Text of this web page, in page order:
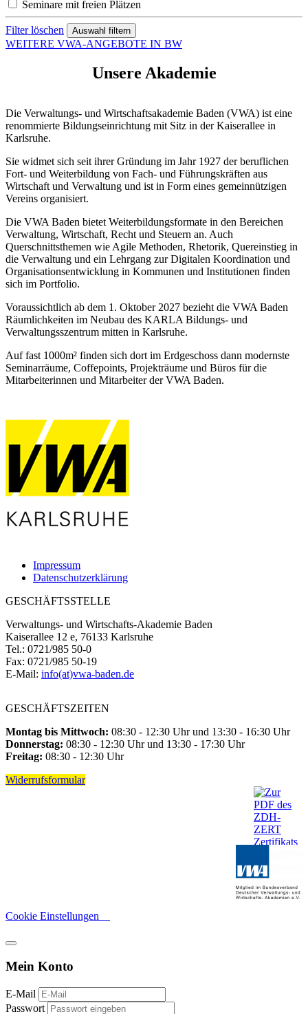
Seminare mit freien Plätzen
Filter löschen
WEITERE VWA-ANGEBOTE IN BW
Unsere Akademie
Die Verwaltungs- und Wirtschaftsakademie Baden (VWA) ist eine
renommierte Bildungseinrichtung mit Sitz in der Kaiserallee in
Karlsruhe.
Sie widmet sich seit ihrer Gründung im Jahr 1927 der beruflichen
Fort- und Weiterbildung von Fach- und Führungskräften aus
Wirtschaft und Verwaltung und ist in Form eines gemeinnützigen
Vereins organisiert.
Die VWA Baden bietet Weiterbildungsformate in den Bereichen
Verwaltung, Wirtschaft, Recht und Steuern an. Auch
Querschnittsthemen wie Agile Methoden, Rhetorik, Quereinstieg in
die Verwaltung und ein Lehrgang zur Digitalen Koordination und
Organisationsentwicklung in Kommunen und Institutionen finden
sich im Portfolio.
Voraussichtlich ab dem 1. Oktober 2027 bezieht die VWA Baden
Räumlichkeiten im Neubau des KARLA Bildungs- und
Verwaltungsszentrum mitten in Karlsruhe.
Auf fast 1000m² finden sich dort im Erdgeschoss dann modernste
Seminarräume, Coffepoints, Projekträume und Büros für die
Mitarbeiterinnen und Mitarbeiter der VWA Baden.
Impressum
Datenschutzerklärung
GESCHÄFTSSTELLE
Verwaltungs- und Wirtschafts-Akademie Baden
Kaiserallee 12 e, 76133 Karlsruhe
Tel.: 0721/985 50-0
Fax: 0721/985 50-19
E-Mail: info(at)vwa-baden.de
GESCHÄFTSZEITEN
Montag bis Mittwoch: 08:30 - 12:30 Uhr und 13:30 - 16:30 Uhr
Donnerstag: 08:30 - 12:30 Uhr und 13:30 - 17:30 Uhr
Freitag: 08:30 - 12:30 Uhr
Widerrufsformular
Cookie Einstellungen
Mein Konto
E-Mail
Passwort